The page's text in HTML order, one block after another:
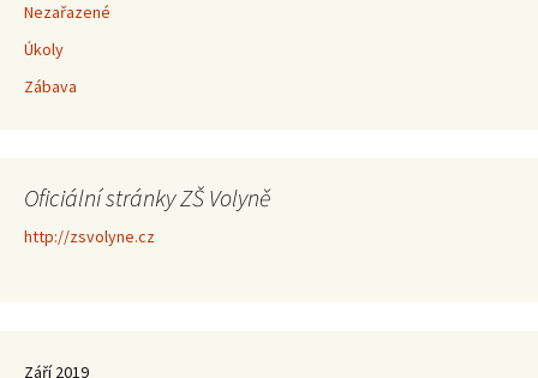
Nezařazené
Úkoly
Zábava
Oficiální stránky ZŠ Volyně
http://zsvolyne.cz
Září 2019